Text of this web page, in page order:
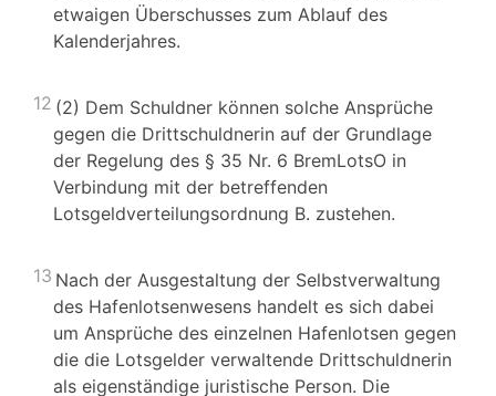
etwaigen Überschusses zum Ablauf des
Kalenderjahres.
12 (2) Dem Schuldner können solche Ansprüche
gegen die Drittschuldnerin auf der Grundlage
der Regelung des § 35 Nr. 6 BremLotsO in
Verbindung mit der betreffenden
Lotsgeldverteilungsordnung B. zustehen.
13 Nach der Ausgestaltung der Selbstverwaltung
des Hafenlotsenwesens handelt es sich dabei
um Ansprüche des einzelnen Hafenlotsen gegen
die die Lotsgelder verwaltende Drittschuldnerin
als eigenständige juristische Person. Die